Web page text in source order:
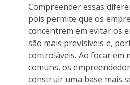
Compreender essas
pois permite que os
concentrem em evitar os
são mais previsíveis e,
controláveis. Ao focar em
comuns, os
construir uma base mais